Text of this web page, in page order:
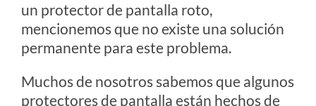
un protector de pantalla roto,
mencionemos que no existe una solución
permanente para este problema.
Muchos de nosotros sabemos que algunos
protectores de pantalla están hechos de